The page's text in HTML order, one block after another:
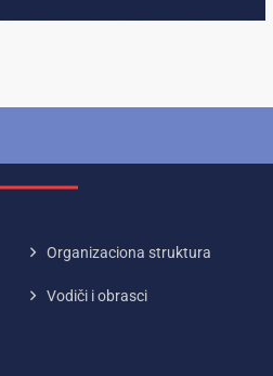
Organizaciona struktura
Vodiči i obrasci